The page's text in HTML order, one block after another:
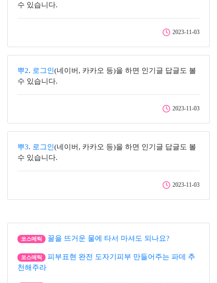
수 있습니다.
2023-11-03
뿌2. 로그인 (네이버, 카카오 등)을 하면 인기글 답글도 볼
수 있습니다.
2023-11-03
뿌3. 로그인 (네이버, 카카오 등)을 하면 인기글 답글도 볼
수 있습니다.
2023-11-03
코스메틱 꿀을 뜨거운 물에 타서 마셔도 되나요?
코스메틱
피부표현 완전 도자기피부 만들어주는 파데 추
천해주라